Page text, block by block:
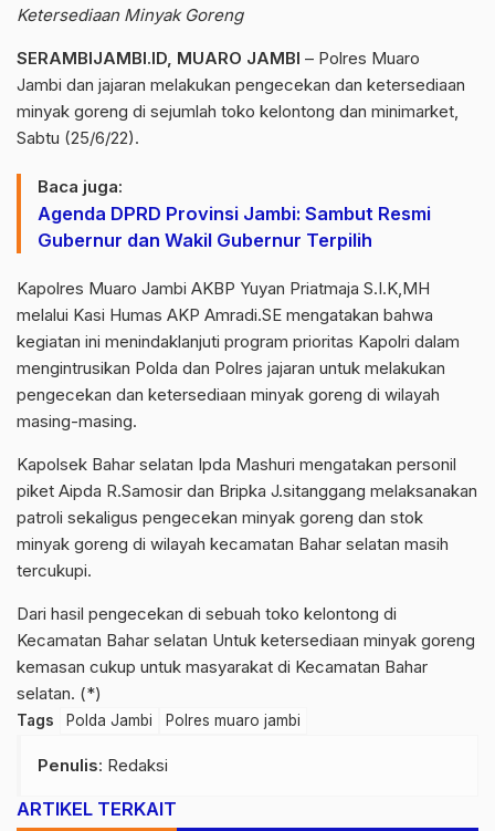
Ketersediaan Minyak Goreng
SERAMBIJAMBI.ID, MUARO JAMBI – Polres Muaro
Jambi dan jajaran melakukan pengecekan dan ketersediaan
minyak goreng di sejumlah toko kelontong dan minimarket,
Sabtu (25/6/22).
Baca juga:
Agenda DPRD Provinsi Jambi: Sambut Resmi
Gubernur dan Wakil Gubernur Terpilih
Kapolres Muaro Jambi AKBP Yuyan Priatmaja S.I.K,MH
melalui Kasi Humas AKP Amradi.SE mengatakan bahwa
kegiatan ini menindaklanjuti program prioritas Kapolri dalam
mengintrusikan Polda dan Polres jajaran untuk melakukan
pengecekan dan ketersediaan minyak goreng di wilayah
masing-masing.
Kapolsek Bahar selatan Ipda Mashuri mengatakan personil
piket Aipda R.Samosir dan Bripka J.sitanggang melaksanakan
patroli sekaligus pengecekan minyak goreng dan stok
minyak goreng di wilayah kecamatan Bahar selatan masih
tercukupi.
Dari hasil pengecekan di sebuah toko kelontong di
Kecamatan Bahar selatan Untuk ketersediaan minyak goreng
kemasan cukup untuk masyarakat di Kecamatan Bahar
selatan. (*)
Tags Polda Jambi Polres muaro jambi
Penulis: Redaksi
ARTIKEL TERKAIT